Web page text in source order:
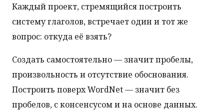
Каждый проект, стремящийся построить
систему глаголов, встречает один и тот же
вопрос: откуда её взять?
Создать самостоятельно — значит пробелы,
произвольность и отсутствие обоснования.
Построить поверх WordNet — значит без
пробелов, с консенсусом и на основе данных.